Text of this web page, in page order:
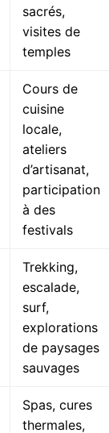
sacrés,
visites de
temples
Cours de
cuisine
locale,
ateliers
d’artisanat,
participation
à des
festivals
Trekking,
escalade,
surf,
explorations
de paysages
sauvages
Spas, cures
thermales,